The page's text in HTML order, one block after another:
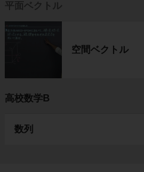
平面ベクトル
空間ベクトル
高校数学B
数列